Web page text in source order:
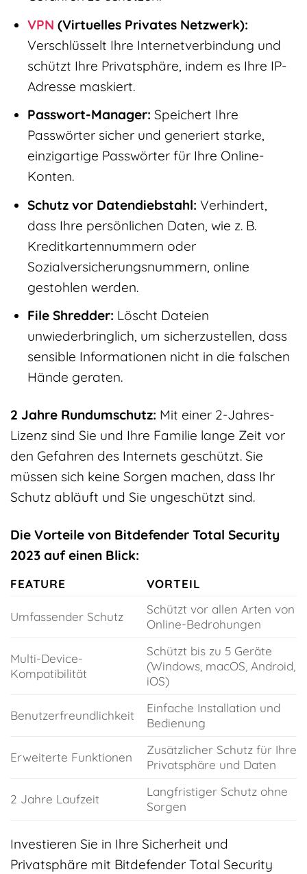
VPN (Virtuelles Privates Netzwerk):
Verschlüsselt Ihre Internetverbindung und
schützt Ihre Privatsphäre, indem es Ihre IP-
Adresse maskiert.
Passwort-Manager: Speichert Ihre
Passwörter sicher und generiert starke,
einzigartige Passwörter für Ihre Online-
Konten.
Schutz vor Datendiebstahl: Verhindert,
dass Ihre persönlichen Daten, wie z. B.
Kreditkartennummern oder
Sozialversicherungsnummern, online
gestohlen werden.
File Shredder: Löscht Dateien
unwiederbringlich, um sicherzustellen, dass
sensible Informationen nicht in die falschen
Hände geraten.
2 Jahre Rundumschutz: Mit einer 2-Jahres-
Lizenz sind Sie und Ihre Familie lange Zeit vor
den Gefahren des Internets geschützt. Sie
müssen sich keine Sorgen machen, dass Ihr
Schutz abläuft und Sie ungeschützt sind.
Die Vorteile von Bitdefender Total Security
2023 auf einen Blick:
FEATURE VORTEIL
Umfassender Schutz
Schützt vor allen Arten von
Online-Bedrohungen
Multi-Device-
Kompatibilität
Schützt bis zu 5 Geräte
(Windows, macOS, Android,
iOS)
Benutzerfreundlichkeit
Einfache Installation und
Bedienung
Erweiterte Funktionen
Zusätzlicher Schutz für Ihre
Privatsphäre und Daten
2 Jahre Laufzeit
Langfristiger Schutz ohne
Sorgen
Investieren Sie in Ihre Sicherheit und
Privatsphäre mit Bitdefender Total Security